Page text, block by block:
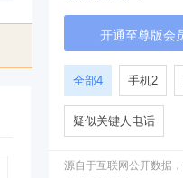
开通至尊版会
全部4 手机2
疑似关键人电话
源自于互联网公开数据